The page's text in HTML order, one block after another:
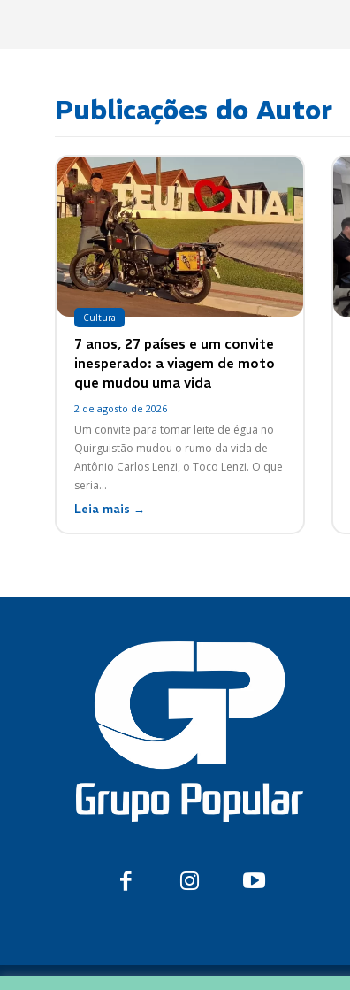
Publicações do Autor
Cultura
7 anos, 27 países e um convite
inesperado: a viagem de moto
que mudou uma vida
2 de agosto de 2026
Um convite para tomar leite de égua no
Quirguistão mudou o rumo da vida de
Antônio Carlos Lenzi, o Toco Lenzi. O que
seria...
Leia mais →